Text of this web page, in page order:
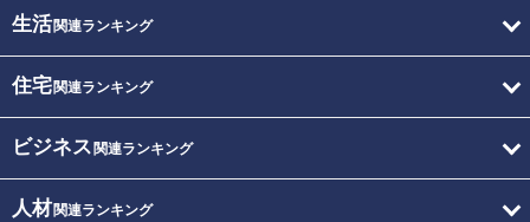
生活関連ランキング
住宅関連ランキング
ビジネス 関連ランキング
人材関連ランキング